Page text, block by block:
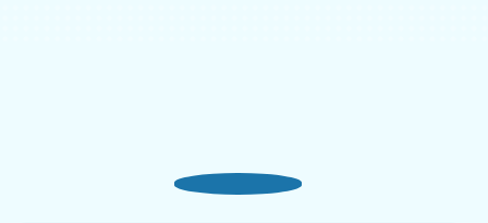
た、などの原因が考えられます。